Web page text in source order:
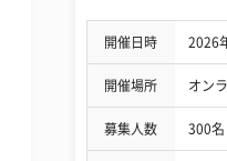
開催日時 2026
開催場所 オン
募集人数 300名